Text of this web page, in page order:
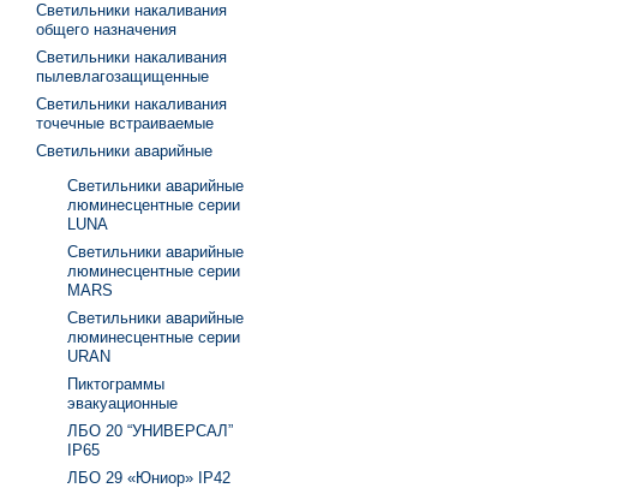
Светильники накаливания
общего назначения
Светильники накаливания
пылевлагозащищенные
Светильники накаливания
точечные встраиваемые
Светильники аварийные
Светильники аварийные
люминесцентные серии
LUNA
Светильники аварийные
люминесцентные серии
MARS
Светильники аварийные
люминесцентные серии
URAN
Пиктограммы
эвакуационные
ЛБО 20 “УНИВЕРСАЛ”
IP65
ЛБО 29 «Юниор» IP42